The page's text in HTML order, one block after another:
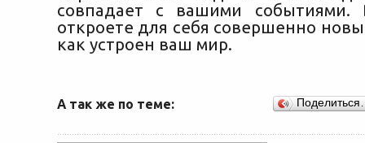
совпадает с вашими событиями.
откроете для себя совершенно
как устроен ваш мир.
А так же по теме: